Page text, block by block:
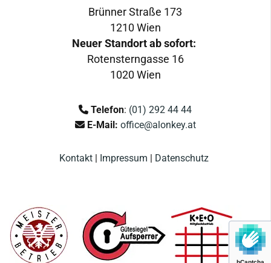
Brünner Straße 173
1210 Wien
Neuer Standort ab sofort:
Rotensterngasse 16
1020 Wien
 Telefon: (01) 292 44 44
E-Mail: office@alonkey.at
Kontakt Impressum Datenschutz